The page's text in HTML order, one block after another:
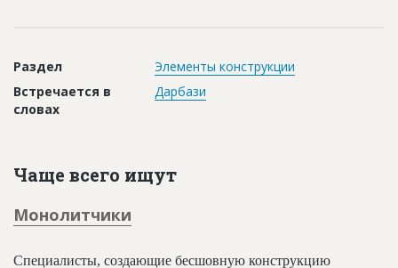
Раздел
Элементы конструкции
Встречается в
словах
Дарбази
Чаще всего ищут
Монолитчики
Специалисты, создающие бесшовную конструкцию